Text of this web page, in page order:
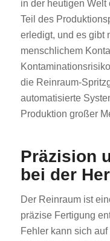
in der heutigen
Teil des
erledigt, und es gibt
menschlichem
die Reinraum-
automatisierte
Produktion großer
Präzision
bei der
Der Reinraum ist
präzise Fertigung
Fehler kann sich